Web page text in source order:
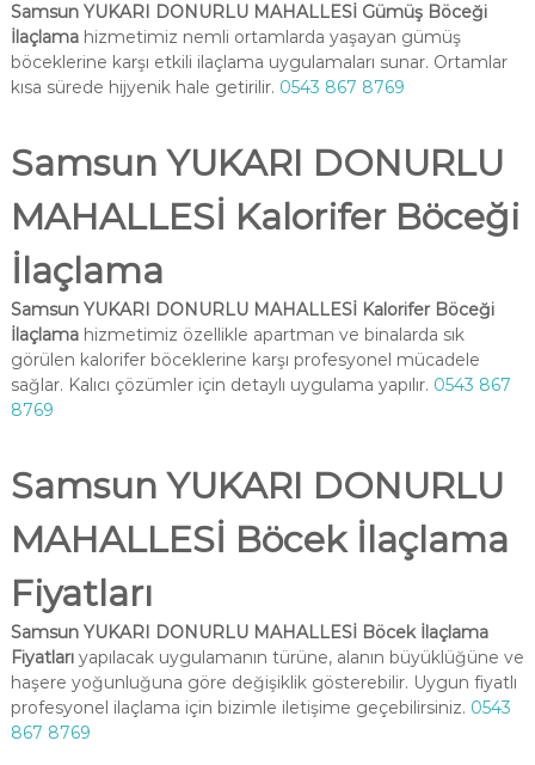
Samsun YUKARI DONURLU MAHALLESİ Gümüş Böceği
İlaçlamahizmetimiz nemli ortamlarda yaşayan gümüş
böceklerine karşı etkili ilaçlama uygulamaları sunar. Ortamlar
kısa sürede hijyenik hale getirilir. 0543 867 8769
Samsun YUKARI DONURLU
MAHALLESİ Kalorifer Böceği
İlaçlama
Samsun YUKARI DONURLU MAHALLESİ Kalorifer Böceği
İlaçlamahizmetimiz özellikle apartman ve binalarda sık
görülen kalorifer böceklerine karşı profesyonel mücadele
sağlar. Kalıcı çözümler için detaylı uygulama yapılır. 0543 867
8769
Samsun YUKARI DONURLU
MAHALLESİ Böcek İlaçlama
Fiyatları
Samsun YUKARI DONURLU MAHALLESİ Böcek İlaçlama
Fiyatlarıyapılacak uygulamanın türüne, alanın büyüklüğüne ve
haşere yoğunluğuna göre değişiklik gösterebilir. Uygun fiyatlı
profesyonel ilaçlama için bizimle iletişime geçebilirsiniz. 0543
867 8769